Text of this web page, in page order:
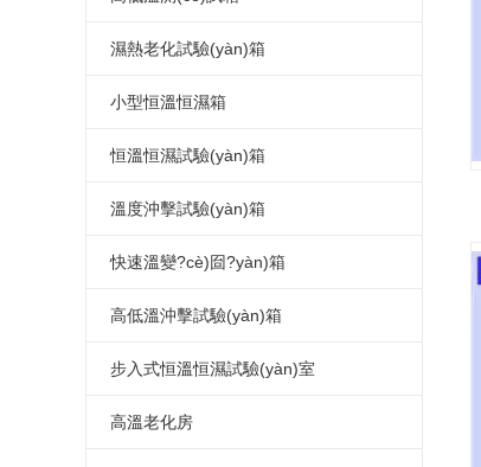
冷熱沖擊測(cè)試箱
冷熱沖擊試驗(yàn)箱
冷熱沖擊試驗(yàn)機(jī)
小型冷熱沖擊試驗(yàn)箱
三箱冷熱沖擊試驗(yàn)箱
兩箱冷熱沖擊試驗(yàn)箱
高低溫測(cè)試箱
高低溫試驗(yàn)箱
高低溫測(cè)試儀器
高低溫試驗(yàn)機(jī)
可程式高低溫試驗(yàn)箱
高低溫交變?cè)囼?yàn)箱
高低溫循環(huán)試驗(yàn)箱
高低溫恒溫試驗(yàn)箱
濕熱老化試驗(yàn)箱
濕熱老化試驗(yàn)箱
交變濕熱試驗(yàn)箱
濕熱老化測(cè)試箱
高低溫交變濕熱試驗(yàn)箱
高低溫濕熱老化試驗(yàn)箱
小型恒溫恒濕箱
小型溫濕度試驗(yàn)箱
小型恒溫恒濕試驗(yàn)箱
小型高低溫試驗(yàn)箱
立式恒溫恒濕試驗(yàn)箱
恒溫恒濕試驗(yàn)箱
恒溫恒濕箱
恒溫恒濕試驗(yàn)箱
恒溫恒濕測(cè)試箱
恒溫恒濕試驗(yàn)機(jī)
小型恒溫恒濕箱
溫度沖擊試驗(yàn)箱
溫度沖擊試驗(yàn)箱
溫度沖擊試驗(yàn)機(jī)
溫度沖擊測(cè)試箱
溫度沖擊測(cè)試機(jī)
快速溫變?cè)囼?yàn)箱
應(yīng)力篩選試驗(yàn)箱
快速溫變?cè)囼?yàn)箱
高低溫沖擊試驗(yàn)箱
高低溫沖擊試驗(yàn)箱
高低溫沖擊試驗(yàn)機(jī)
步入式恒溫恒濕試驗(yàn)室
步入式恒溫恒濕試驗(yàn)室
高溫老化房